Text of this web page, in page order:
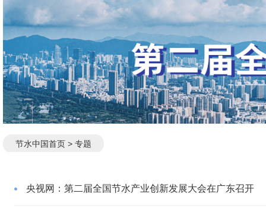
节水中国首页> 专题
央视网：第二届全国节水产业创新发展大会在广东召开